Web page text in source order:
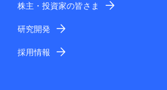
株主・投資家の皆さま
研究開発
採用情報